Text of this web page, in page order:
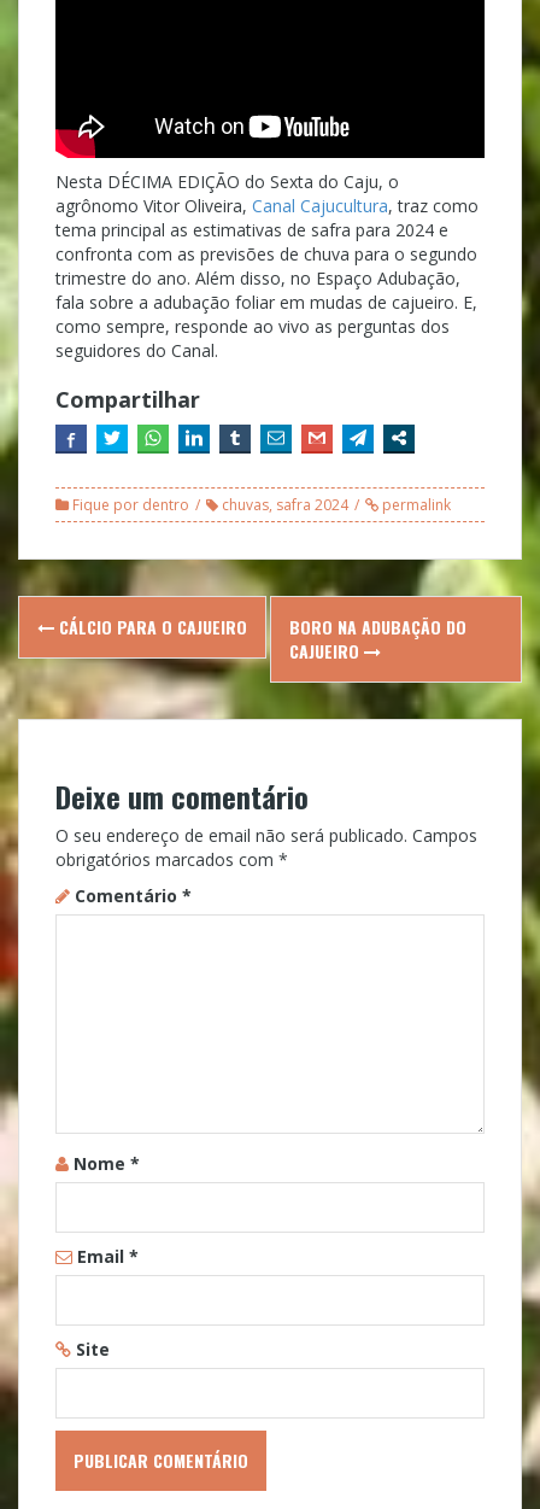
Nesta DÉCIMA EDIÇÃO do Sexta do Caju, o
agrônomo Vitor Oliveira, Canal Cajucultura, traz como
tema principal as estimativas de safra para 2024 e
confronta com as previsões de chuva para o segundo
trimestre do ano. Além disso, no Espaço Adubação,
fala sobre a adubação foliar em mudas de cajueiro. E,
como sempre, responde ao vivo as perguntas dos
seguidores do Canal.
Compartilhar
Fique por dentro chuvas, safra 2024 permalink
Post
navigation
CÁLCIO PARA O CAJUEIRO
BORO NA ADUBAÇÃO DO
CAJUEIRO
Deixe um comentário
O seu endereço de email não será publicado. Campos
obrigatórios marcados com *
Comentário *
Nome *
Email *
Site